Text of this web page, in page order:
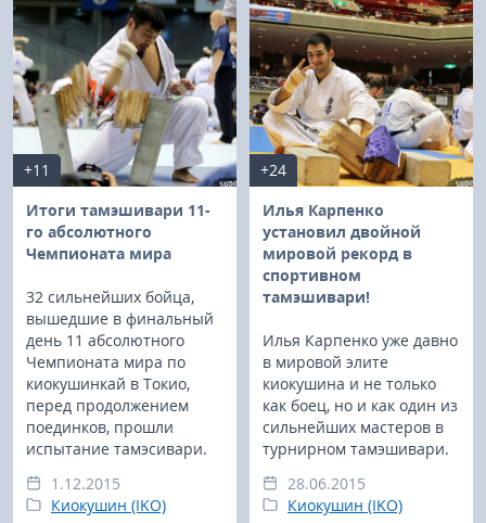
+11
Итоги тамэшивари 11-
го абсолютного
Чемпионата мира
32 сильнейших бойца,
вышедшие в финальный
день 11 абсолютного
Чемпионата мира по
киокушинкай в Токио,
перед продолжением
поединков, прошли
испытание тамэсивари.
1.12.2015
Киокушин (IKO)
+24
Илья Карпенко
установил двойной
мировой рекорд в
спортивном
тамэшивари!
Илья Карпенко уже давно
в мировой элите
киокушина и не только
как боец, но и как один из
сильнейших мастеров в
турнирном тамэшивари.
28.06.2015
Киокушин (IKO)